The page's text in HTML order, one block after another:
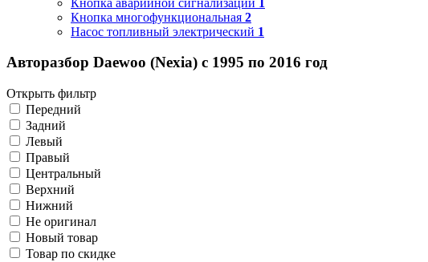
Кнопка многофункциональная 2
Насос топливный электрический 1
Авторазбор Daewoo (Nexia) с 1995 по 2016 год
Открыть фильтр
Передний
Задний
Левый
Правый
Центральный
Верхний
Нижний
Не оригинал
Новый товар
Товар по скидке